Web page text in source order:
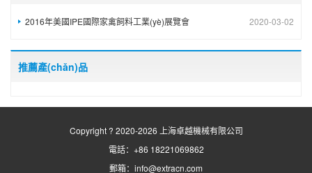
2020-03-02
2016年美國IPE國際家禽飼料工業(yè)展覽會
推薦產(chǎn)品
Copyright ? 2020-2026 上海卓越機械有限公司
電話：+86 18221069862
郵箱：info@extracn.com